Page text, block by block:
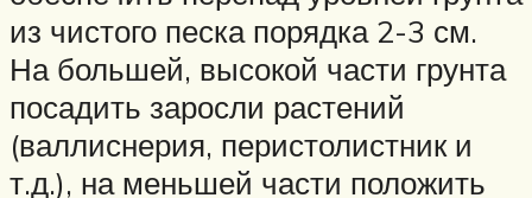
из чистого песка порядка 2-3 см.
На большей, высокой части грунта
посадить заросли растений
(валлиснерия, перистолистник и
т.д.), на меньшей части положить